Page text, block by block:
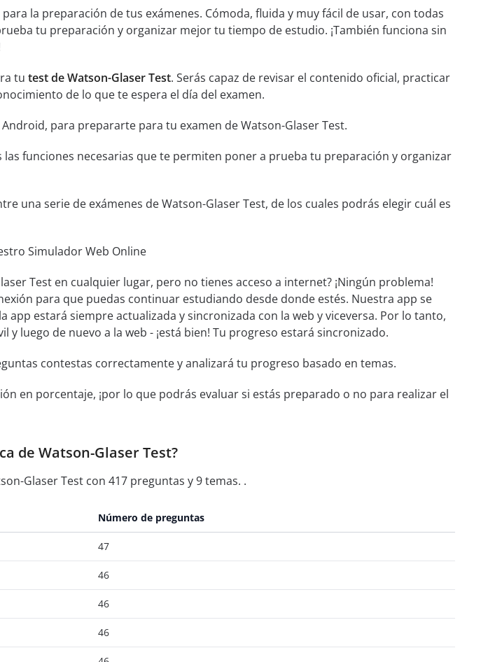
la preparación de tus exámenes. Cómoda, fluida y muy fácil de usar, con todas
tu preparación y organizar mejor tu tiempo de estudio. ¡También funciona sin
tu test de Watson-Glaser Test. Serás capaz de revisar el contenido oficial, practicar
de lo que te espera el día del examen.
para prepararte para tu examen de Watson-Glaser Test.
las funciones necesarias que te permiten poner a prueba tu preparación y organizar
una serie de exámenes de Watson-Glaser Test, de los cuales podrás elegir cuál es
Simulador Web Online
Test en cualquier lugar, pero no tienes acceso a internet? ¡Ningún problema!
para que puedas continuar estudiando desde donde estés. Nuestra app se
app estará siempre actualizada y sincronizada con la web y viceversa. Por lo tanto,
y luego de nuevo a la web - ¡está bien! Tu progreso estará sincronizado.
contestas correctamente y analizará tu progreso basado en temas.
en porcentaje, ¡por lo que podrás evaluar si estás preparado o no para realizar el
de Watson-Glaser Test?
Glaser Test con 417 preguntas y 9 temas. .
Número de preguntas
47
46
46
46